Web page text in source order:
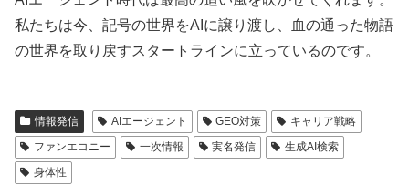
私たちは今、記号の世界をAIに譲り渡し、血の通った物語
の世界を取り戻すスタートラインに立っているのです。
情報発信 AIエージェント GEO対策
キャリア戦略
ファンエコニー
一次情報 実名発信
生成AI検索
身体性